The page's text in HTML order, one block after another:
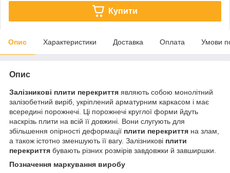
Купити
Опис Характеристики Доставка Оплата Умови
Опис
Залізникові плити перекриття являють собою монолітний
залізобетний виріб, укріплений арматурним каркасом і має
всередині порожнечі. Ці порожнечі круглої форми йдуть
наскрізь плити на всій її довжині. Вони слугують для
збільшення опірності деформації плити перекриття на злам,
а також істотно зменшують її вагу. Залізникові плити
перекриття бувають різних розмірів завдовжки й завширшки.
Позначення маркування виробу